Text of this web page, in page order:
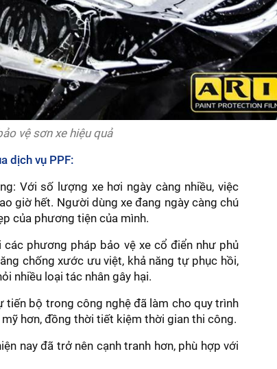
vệ sơn xe hiệu quả
dịch vụ PPF:
Với số lượng xe hơi ngày càng nhiều, việc
giờ hết. Người dùng xe đang ngày càng chú
của phương tiện của mình.
các phương pháp bảo vệ xe cổ điển như phủ
chống xước ưu việt, khả năng tự phục hồi,
nhiều loại tác nhân gây hại.
tiến bộ trong công nghệ đã làm cho quy trình
hơn, đồng thời tiết kiệm thời gian thi công.
nay đã trở nên cạnh tranh hơn, phù hợp với